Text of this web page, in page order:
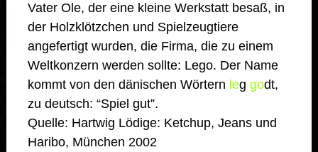
Vater Ole, der eine kleine Werkstatt besaß, in
der Holzklötzchen und Spielzeugtiere
angefertigt wurden, die Firma, die zu einem
Weltkonzern werden sollte: Lego. Der Name
kommt von den dänischen Wörtern leg godt,
zu deutsch: “Spiel gut”.
Quelle: Hartwig Lödige: Ketchup, Jeans und
Haribo, München 2002